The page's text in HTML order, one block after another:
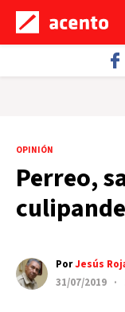
OPINIÓN
Perreo,
PorJesús
31/07/2019 ·